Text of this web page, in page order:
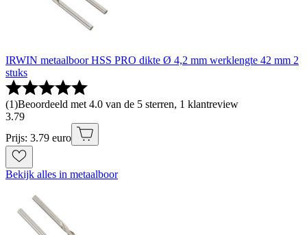
IRWIN metaalboor HSS PRO dikte Ø 4,2 mm werklengte 42 mm 2
stuks
(1)Beoordeeld met 4.0 van de 5 sterren, 1 klantreview
3.79
Prijs: 3.79 euro
Bekijk alles in metaalboor